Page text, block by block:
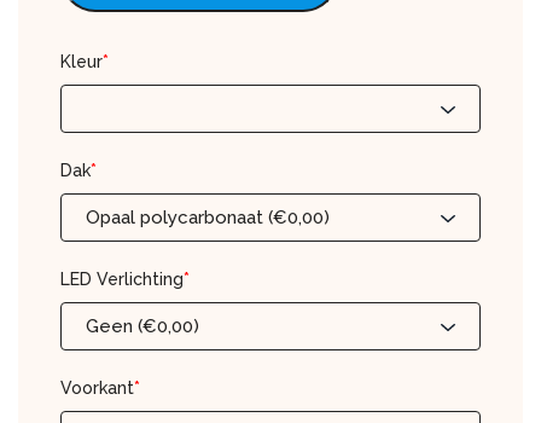
Kleur*
Dak*
Opaal polycarbonaat (€0,00)
LED Verlichting*
Geen (€0,00)
Voorkant*